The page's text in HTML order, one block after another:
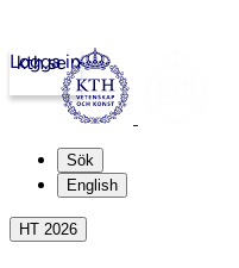
kth.se
Logga in
Sök
English
HT 2026